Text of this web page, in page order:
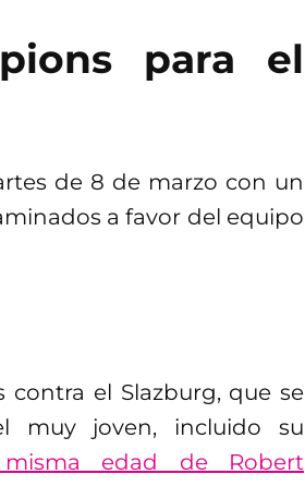
para el
de 8 de marzo con un
a favor del equipo
el Slazburg, que se
muy joven, incluido su
edad de Robert